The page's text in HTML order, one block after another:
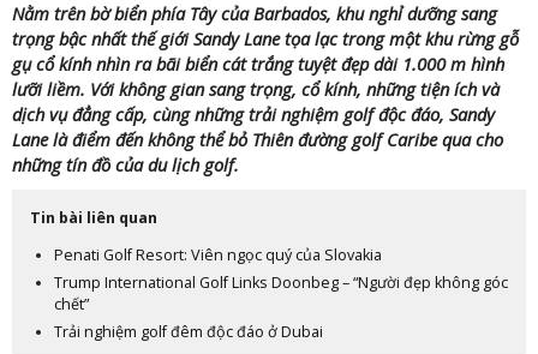
Nằm trên bờ biển phía Tây của Barbados, khu nghỉ dưỡng sang
trọng bậc nhất thế giới Sandy Lane tọa lạc trong một khu rừng gỗ
gụ cổ kính nhìn ra bãi biển cát trắng tuyệt đẹp dài 1.000 m hình
lưỡi liềm. Với không gian sang trọng, cổ kính, những tiện ích và
dịch vụ đẳng cấp, cùng những trải nghiệm golf độc đáo, Sandy
Lane là điểm đến không thể bỏ Thiên đường golf Caribe qua cho
những tín đồ của du lịch golf.
Tin bài liên quan
Penati Golf Resort: Viên ngọc quý của Slovakia
Trump International Golf Links Doonbeg – “Người đẹp không góc
chết”
Trải nghiệm golf đêm độc đáo ở Dubai